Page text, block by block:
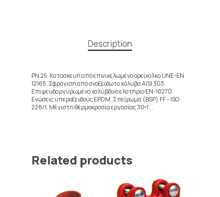
Description
PN 25. Κατασκευή από επινικελωμένο ορείχαλκο UNE-EN
12165. Σφράγιση από ανοξείδωτο χάλυβα AISI 303.
Επιψευδαργυρωμένο χαλύβδινο ελατήριο EN-10270.
Ενώσεις υπεροξειδούς EPDM. Σπείρωμα (BSP) FF – ISO
228/1. Μέγιστη θερμοκρασία εργασίας 30º1 . .
Related products